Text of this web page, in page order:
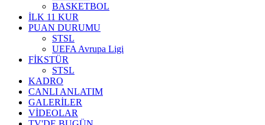
BASKETBOL
İLK 11 KUR
PUAN DURUMU
STSL
UEFA Avrupa Ligi
FİKSTÜR
STSL
KADRO
CANLI ANLATIM
GALERİLER
VİDEOLAR